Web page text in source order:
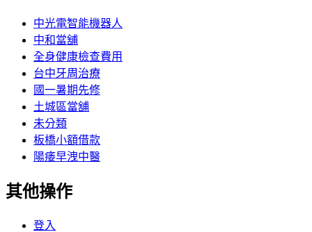
中光電智能機器人
中和當舖
全身健康檢查費用
台中牙周治療
國一暑期先修
土城區當舖
未分類
板橋小額借款
陽痿早洩中醫
其他操作
登入